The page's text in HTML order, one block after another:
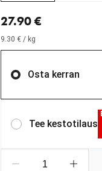
27.90 €
9.30 € / kg
Osta kerran
Tee kestotilaus